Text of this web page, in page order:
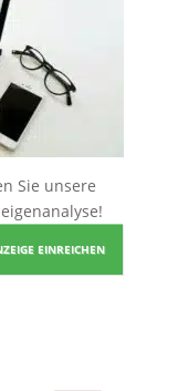
Sie unsere
EINREICHEN